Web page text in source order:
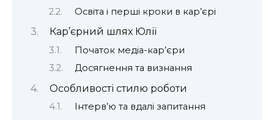
Освіта і перші кроки в кар’єрі
Кар’єрний шлях Юлії
Початок медіа-кар’єри
Досягнення та визнання
Особливості стилю роботи
Інтерв’ю та вдалі запитання